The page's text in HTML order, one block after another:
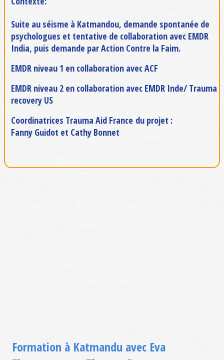
Suite au séisme à Katmandou, demande spontanée de
psychologues et tentative de collaboration avec EMDR
India, puis demande par Action Contre la Faim.
EMDR niveau 1 en collaboration avec ACF
EMDR niveau 2 en collaboration avec EMDR Inde/ Trauma
recovery US
Coordinatrices Trauma Aid France du projet :
Fanny Guidot et Cathy Bonnet
Formation à Katmandu avec Eva